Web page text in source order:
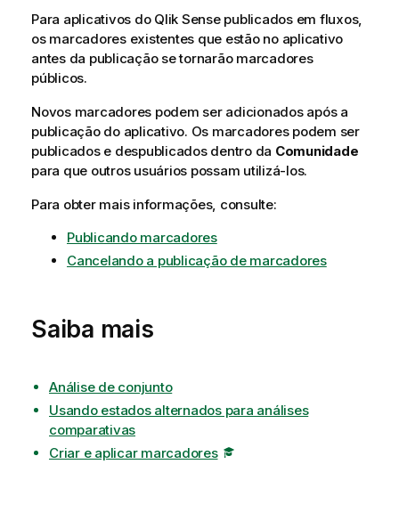
Para aplicativos do Qlik Sensepublicados em fluxos,
os marcadores existentes que estão no aplicativo
antes da publicação se tornarão marcadores
públicos.
Novos marcadores podem ser adicionados após a
publicação do aplicativo. Os marcadores podem ser
publicados e despublicados dentro da Comunidade
para que outros usuários possam utilizá-los.
Para obter mais informações, consulte:
Publicando marcadores
Cancelando a publicação de marcadores
Saiba mais
Análise de conjunto
Usando estados alternados para análises
comparativas
Criar e aplicar marcadores